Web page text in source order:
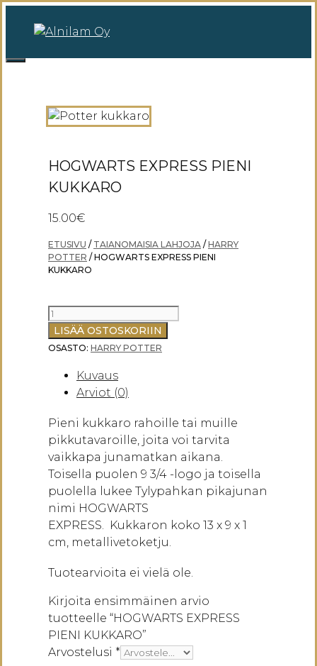
sisältöön
HOGWARTS EXPRESS PIENI
KUKKARO
15.00€
ETUSIVU / TAIANOMAISIA LAHJOJA / HARRY
POTTER / HOGWARTS EXPRESS PIENI
KUKKARO
HOGWARTS
EXPRESS
PIENI
määrä
LISÄÄ OSTOSKORIIN
OSASTO: HARRY POTTER
Kuvaus
Arviot (0)
Pieni kukkaro rahoille tai muille
pikkutavaroille, joita voi tarvita
vaikkapa junamatkan aikana.
Toisella puolen 9 3/4 -logo ja toisella
puolella lukee Tylypahkan pikajunan
nimi HOGWARTS
EXPRESS. Kukkaron koko 13 x 9 x 1
cm, metallivetoketju.
Tuotearvioita ei vielä ole.
Kirjoita ensimmäinen arvio
tuotteelle “HOGWARTS EXPRESS
PIENI KUKKARO”
Arvostelusi *